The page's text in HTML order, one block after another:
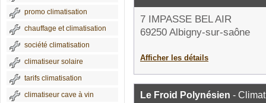
promo climatisation
chauffage et climatisation
société climatisation
climatiseur solaire
tarifs climatisation
climatiseur cave à vin
7 IMPASSE BEL AIR
69250 Albigny-sur-saône
Afficher les détails
Le Froid Polynésien -